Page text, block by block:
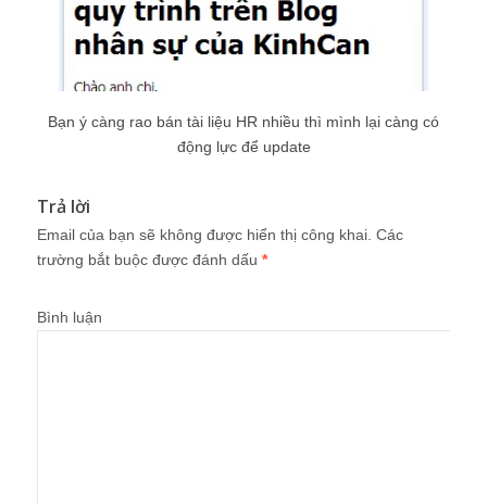
Bạn ý càng rao bán tài liệu HR nhiều thì mình lại càng có
động lực để update
Trả lời
Email của bạn sẽ không được hiển thị công khai. Các
trường bắt buộc được đánh dấu *
Bình luận